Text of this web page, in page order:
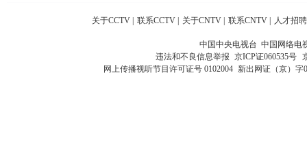
关于CCTV 联系CCTV 关于CNTV 联系CNTV 人才招聘
中国中央电视台 中国网络电
违法和不良信息举报 京ICP证060535号
网上传播视听节目许可证号 0102004 新出网证（京）